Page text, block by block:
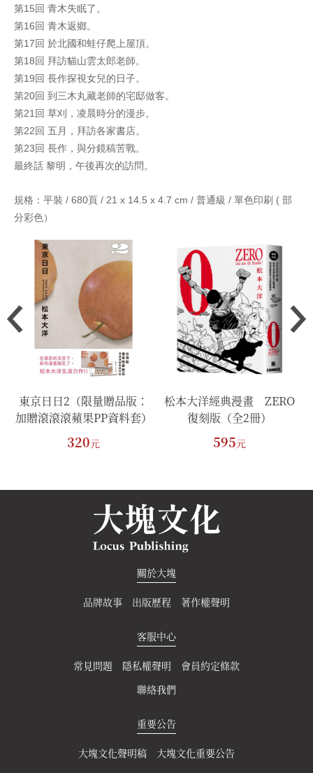
第15回 青木失眠了。
第16回 青木返鄉。
第17回 於北國和蛙仔爬上屋頂。
第18回 拜訪貓山雲太郎老師。
第19回 長作探視女兒的日子。
第20回 到三木丸藏老師的宅邸做客。
第21回 草刈，凌晨時分的漫步。
第22回 五月，拜訪各家書店。
第23回 長作，與分鏡稿苦戰。
最終話 黎明，午後再次的訪問。
規格：平裝 / 680頁 / 21 x 14.5 x 4.7 cm / 普通級 / 單色印刷 ( 部
分彩色）
東京日日2（限量贈品版：
加贈滾滾滾蘋果PP資料套）
320元
松本大洋經典漫畫 ZERO
復刻版（全2冊）
595元
關於大塊
品牌故事 出版歷程 著作權聲明
客服中心
常見問題 隱私權聲明
會員約定條款
聯絡我們
重要公告
大塊文化聲明稿 大塊文化重要公告